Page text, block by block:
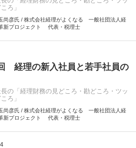
ろ」
尚彦氏 / 株式会社経理がよくなる 一般社団法人経
新プロジェクト 代表・税理士
経理の新入社員と若手社員の
の「経理財務の見どころ・勘どころ・ツッ
ろ」
尚彦氏 / 株式会社経理がよくなる 一般社団法人経
新プロジェクト 代表・税理士